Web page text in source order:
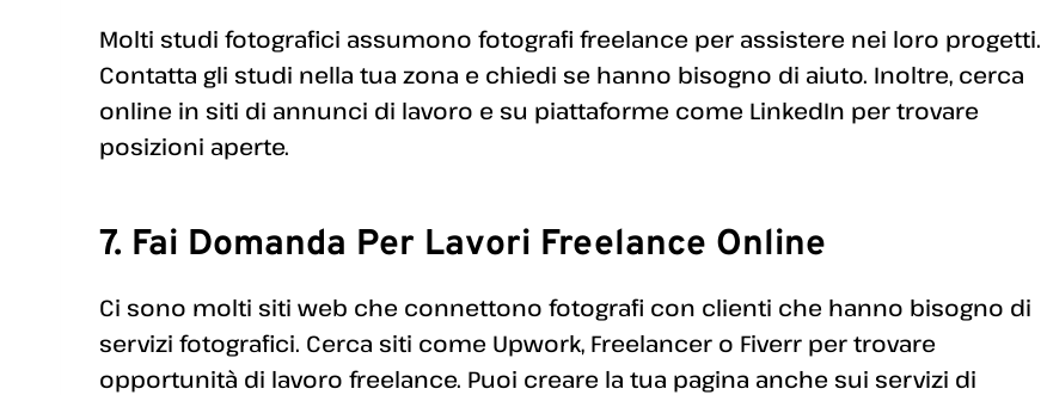
Molti studi fotografici assumono fotografi freelance per assistere nei loro progetti.
Contatta gli studi nella tua zona e chiedi se hanno bisogno di aiuto. Inoltre, cerca
online in siti di annunci di lavoro e su piattaforme come LinkedIn per trovare
posizioni aperte.
7. Fai Domanda Per Lavori Freelance Online
Ci sono molti siti web che connettono fotografi con clienti che hanno bisogno di
servizi fotografici. Cerca siti come Upwork, Freelancer o Fiverr per trovare
opportunità di lavoro freelance. Puoi creare la tua pagina anche sui servizi di